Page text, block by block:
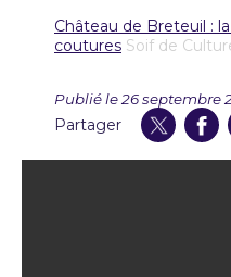
Château de Breteuil :
coutures Soif de
Publié le 26 septembre
Partager